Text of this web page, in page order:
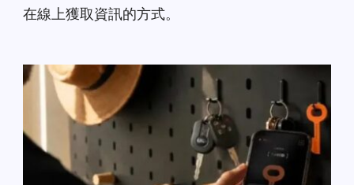
在線上獲取資訊的方式。